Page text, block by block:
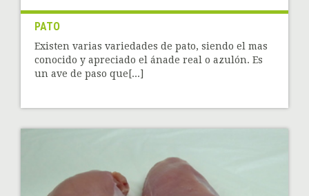
PATO
Existen varias variedades de pato, siendo el mas
conocido y apreciado el ánade real o azulón. Es
un ave de paso que[...]